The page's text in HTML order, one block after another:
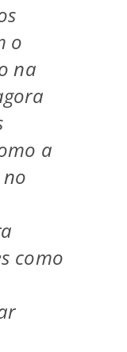
o
na
a
como